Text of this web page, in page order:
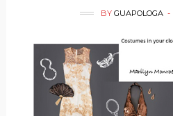
BYGUAPOLOGA